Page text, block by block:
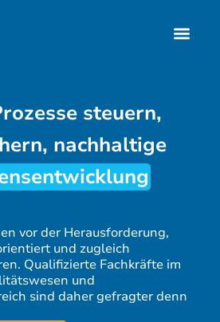
steuern,
nachhaltige
vor der Herausforderung,
und zugleich
Qualifizierte Fachkräfte im
und
sind daher gefragter denn